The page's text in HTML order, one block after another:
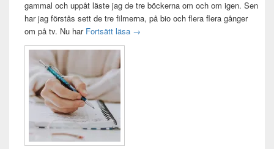
gammal och uppåt läste jag de tre böckerna om och om igen. Sen
har jag förstås sett de tre filmerna, på bio och flera flera gånger
om på tv. Nu har Fortsätt läsa Sagan om ringen-maraton
→